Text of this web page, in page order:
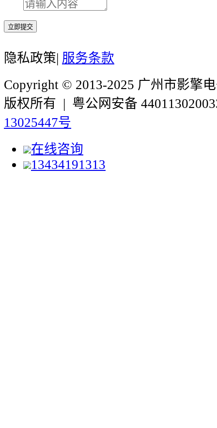
立即提交
隐私政策| 服务条款
Copyright © 2013-2025 广州市影擎
版权所有 | 粤公网安备
13025447号
在线咨询
13434191313